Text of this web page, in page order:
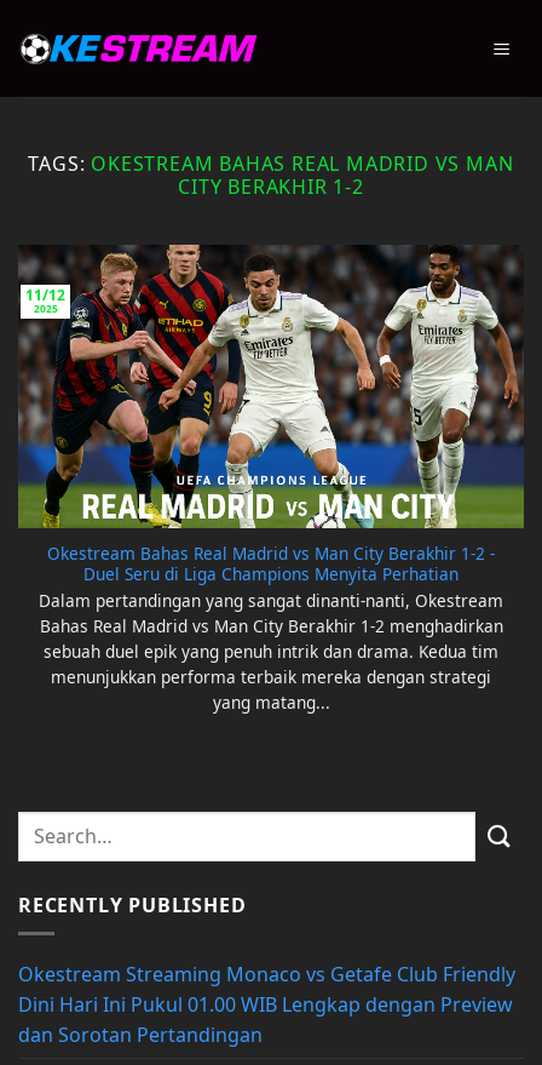
TAGS: OKESTREAM BAHAS REAL MADRID VS MAN
CITY BERAKHIR 1-2
Okestream Bahas Real Madrid vs Man City Berakhir 1-2 -
Duel Seru di Liga Champions Menyita Perhatian
Dalam pertandingan yang sangat dinanti-nanti, Okestream
Bahas Real Madrid vs Man City Berakhir 1-2 menghadirkan
sebuah duel epik yang penuh intrik dan drama. Kedua tim
menunjukkan performa terbaik mereka dengan strategi
yang matang...
11/12
2025
RECENTLY PUBLISHED
Okestream Streaming Monaco vs Getafe Club Friendly
Dini Hari Ini Pukul 01.00 WIB Lengkap dengan Preview
dan Sorotan Pertandingan